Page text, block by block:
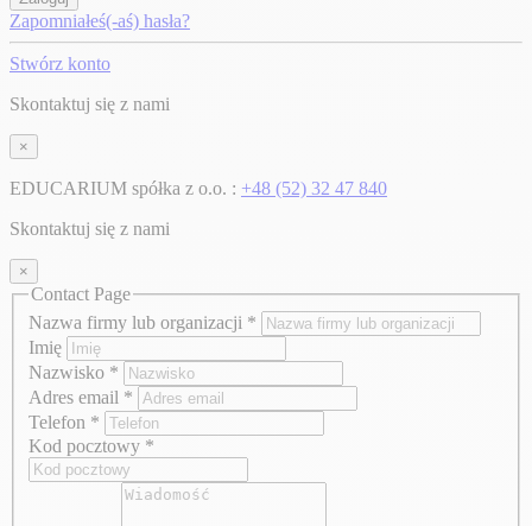
Zapomniałeś(-aś) hasła?
Stwórz konto
Skontaktuj się z nami
×
EDUCARIUM spółka z o.o. : +48 (52) 32 47 840
Skontaktuj się z nami
×
Contact Page
Nazwa firmy lub organizacji *
Imię
Nazwisko *
Adres email *
Telefon *
Kod pocztowy *